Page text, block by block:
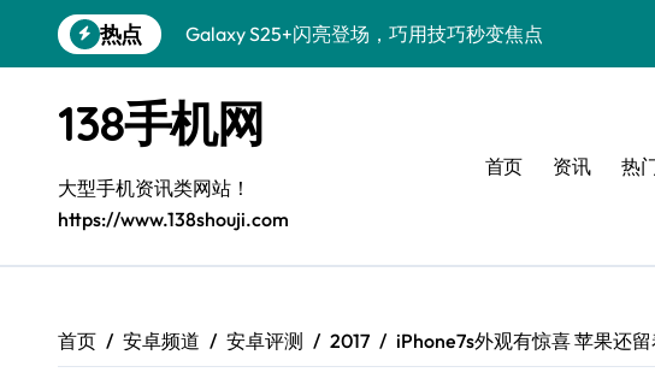
到
热点
Galaxy S25+闪亮登场，巧用技巧秒变焦点
Galaxy S26+颜值爆升！机皇美颜秘籍大公开
Galaxy A56 5G登场，时尚旗舰新体验！
三星S26售后指南：个性美化一键搞定
Galaxy S25美颜秘籍，个性定制炫酷玩法
Galaxy C55 5G登场，演绎三星美学新巅峰
138手机网
大型手机资讯类网站！
https://www.138shouji.com
首页 资讯 热
首页 安卓频道 安卓评测 2017 iPhone7s外观有惊喜 苹果还